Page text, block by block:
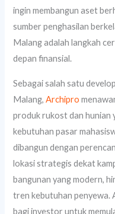
ingin membangun aset
sumber penghasilan
Malang adalah langkah
depan finansial.
Sebagai salah satu
Malang,Archipro
produk rukost dan hunian
kebutuhan pasar
dibangun dengan
lokasi strategis dekat
bangunan yang modern,
tren kebutuhan penyewa.
bagi investor untuk